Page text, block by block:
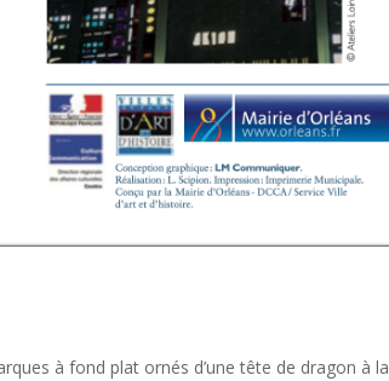
à fond plat ornés d’une tête de dragon à la